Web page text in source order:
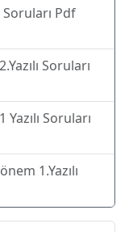
Soruları Pdf
Soruları
Soruları
1.Yazılı